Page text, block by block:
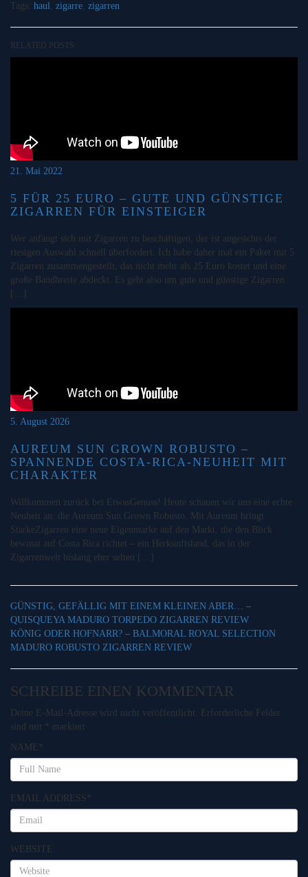
Tags: haul, zigarre, zigarren
RELATED POSTS
21. Mai 2022
5 FÜR 25 EURO – GUTE UND GÜNSTIGE
ZIGARREN FÜR EINSTEIGER
Wer anfängt sich mit Zigarren zu beschäftigen, der ist angesichts der
riesigen Auswahl schnell überfordert. Ich habe daher mal ein Paket mit 5
Zigarren zusammengestellt, das nicht mehr als 25 Euro kostet und eine
große Bandbreite abdeckt. Es geht also um gute und günstige Zigarren
[…]
5. August 2026
AUREUM SUN GROWN ROBUSTO –
SPANNENDE COSTA-RICA-NEUHEIT MIT
CHARAKTER
Willkommen zurück bei EtwasGenuss! Heute schauen wir uns eine echte
Neuheit an: die Aureum Sun Grown Robusto. Mit Aureum bringt
StarkeZigarren eine neue Eigenmarke auf den Markt, die den Blick
bewusst auf Costa Rica richtet – ein Herkunftsland, das in der
Zigarrenwelt bislang eher selten […]
GÜNSTIG, GEFÄLLIG MIT EINEM KLEINEN ABER… –
QUISQUEYA MADURO TORPEDO ZIGARREN REVIEW
KÖNIG ODER HOFNARR? – BALMORAL ROYAL SELECTION
MADURO ROBUSTO ZIGARREN REVIEW
SCHREIBE EINEN KOMMENTAR
Deine E-Mail-Adresse wird nicht veröffentlicht.
Erforderliche Felder
sind mit * markiert
NAME*
EMAIL ADDRESS*
WEBSITE